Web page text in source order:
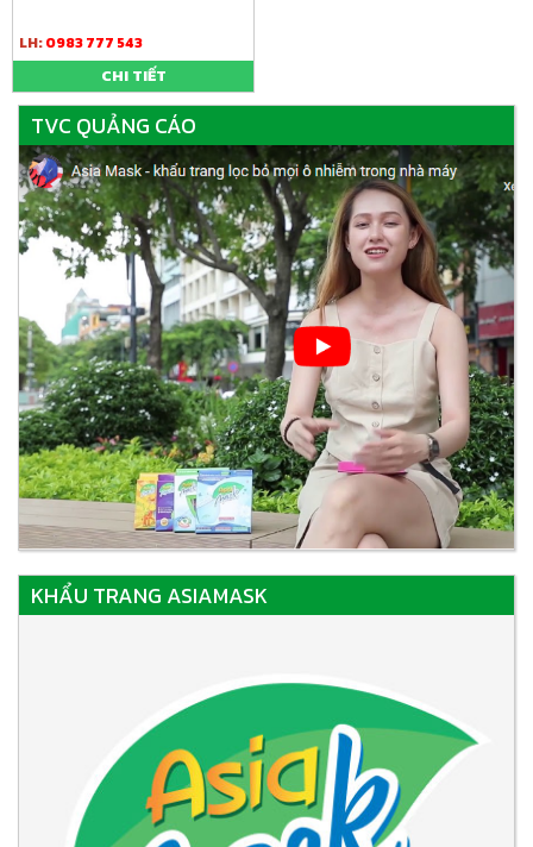
LH:0983 777 543
CHI TIẾT
TVC QUẢNG CÁO
KHẨU TRANG ASIAMASK